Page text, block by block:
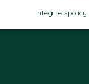
Integritetspolicy